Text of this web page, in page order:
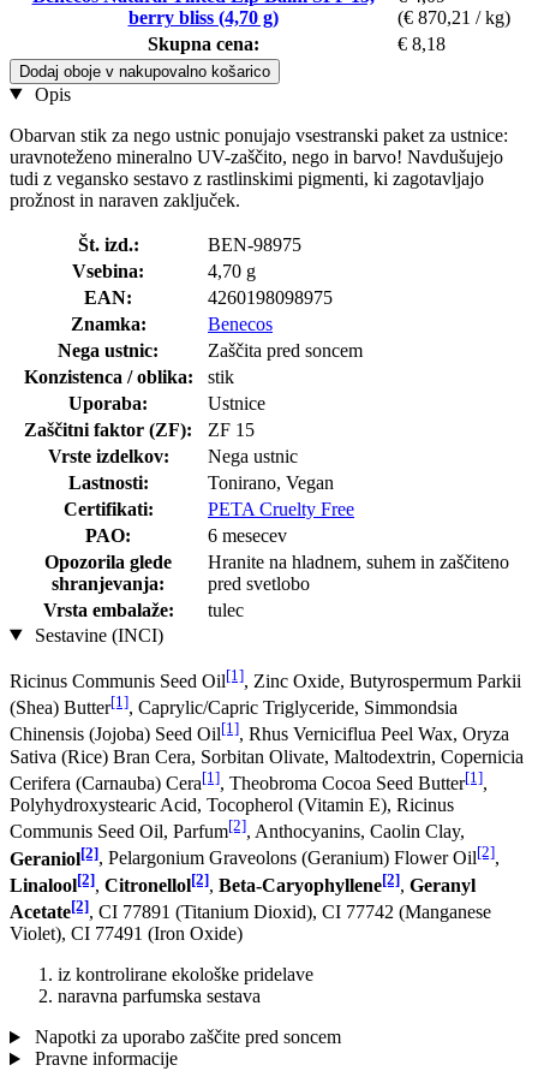
berry bliss (4,70 g)
(€ 870,21 / kg)
Skupna cena:
€ 8,18
Dodaj oboje v nakupovalno košarico
Opis
Obarvan stik za nego ustnic ponujajo vsestranski paket za ustnice:
uravnoteženo mineralno UV-zaščito, nego in barvo! Navdušujejo
tudi z vegansko sestavo z rastlinskimi pigmenti, ki zagotavljajo
prožnost in naraven zaključek.
Št. izd.:
BEN-98975
Vsebina:
4,70 g
EAN:
4260198098975
Znamka:
Benecos
Nega ustnic:
Zaščita pred soncem
Konzistenca / oblika:
stik
Uporaba:
Ustnice
Zaščitni faktor (ZF):
ZF 15
Vrste izdelkov:
Nega ustnic
Lastnosti:
Tonirano, Vegan
Certifikati:
PETA Cruelty Free
PAO:
6 mesecev
Opozorila glede
shranjevanja:
Hranite na hladnem, suhem in zaščiteno
pred svetlobo
Vrsta embalaže:
tulec
Sestavine (INCI)
Ricinus Communis Seed Oil[1], Zinc Oxide, Butyrospermum Parkii
(Shea) Butter[1], Caprylic/Capric Triglyceride, Simmondsia
Chinensis (Jojoba) Seed Oil[1], Rhus Verniciflua Peel Wax, Oryza
Sativa (Rice) Bran Cera, Sorbitan Olivate, Maltodextrin, Copernicia
Cerifera (Carnauba) Cera[1], Theobroma Cocoa Seed Butter[1],
Polyhydroxystearic Acid, Tocopherol (Vitamin E), Ricinus
Communis Seed Oil, Parfum[2], Anthocyanins, Caolin Clay,
Geraniol[2], Pelargonium Graveolons (Geranium) Flower Oil[2],
Linalool[2], Citronellol[2], Beta-Caryophyllene[2], Geranyl
Acetate[2], CI 77891 (Titanium Dioxid), CI 77742 (Manganese
Violet), CI 77491 (Iron Oxide)
iz kontrolirane ekološke pridelave
naravna parfumska sestava
Napotki za uporabo zaščite pred soncem
Pravne informacije